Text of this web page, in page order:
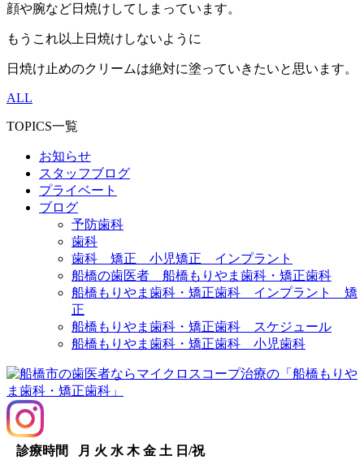
顔や腕など日焼けしてしまっています。
もうこれ以上日焼けしないように
日焼け止めのクリームは絶対に塗っていきたいと思います。
ALL
TOPICS一覧
お知らせ
スタッフブログ
プライベート
ブログ
予防歯科
歯科
歯科 矯正 小児矯正 インプラント
船橋の歯医者 船橋もりやま歯科・矯正歯科
船橋もりやま歯科・矯正歯科 インプラント 矯
正
船橋もりやま歯科・矯正歯科 スケジュール
船橋もりやま歯科・矯正歯科 小児歯科
診療時間 月 火 水 木 金 土 日/祝